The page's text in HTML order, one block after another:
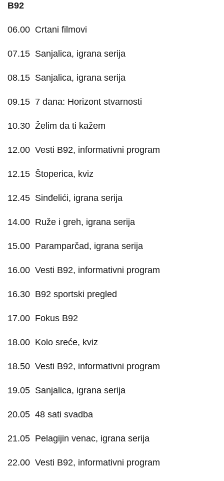
B92
06.00 Crtani filmovi
07.15 Sanjalica, igrana serija
08.15 Sanjalica, igrana serija
09.15 7 dana: Horizont stvarnosti
10.30 Želim da ti kažem
12.00 Vesti B92, informativni program
12.15 Štoperica, kviz
12.45 Sinđelići, igrana serija
14.00 Ruže i greh, igrana serija
15.00 Paramparčad, igrana serija
16.00 Vesti B92, informativni program
16.30 B92 sportski pregled
17.00 Fokus B92
18.00 Kolo sreće, kviz
18.50 Vesti B92, informativni program
19.05 Sanjalica, igrana serija
20.05 48 sati svadba
21.05 Pelagijin venac, igrana serija
22.00 Vesti B92, informativni program